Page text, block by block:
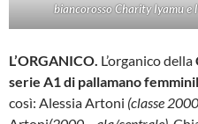
biancorosso Charity Iyamu e
L’ORGANICO. L’organico della
serie A1 di pallamano
così: Alessia Artoni (classe